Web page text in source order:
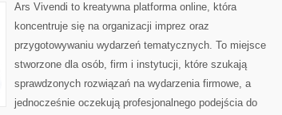
Ars Vivendi to kreatywna platforma online, która
koncentruje się na organizacji imprez oraz
przygotowywaniu wydarzeń tematycznych. To miejsce
stworzone dla osób, firm i instytucji, które szukają
sprawdzonych rozwiązań na wydarzenia firmowe, a
jednocześnie oczekują profesjonalnego podejścia do